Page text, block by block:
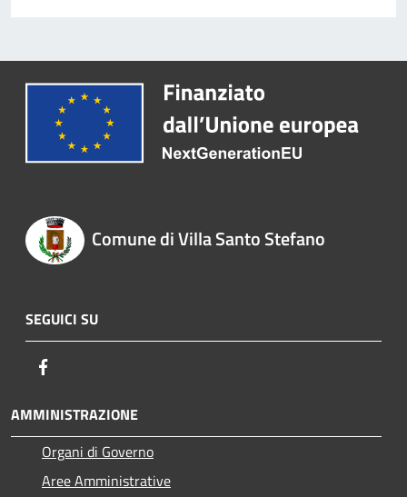
Comune di Villa Santo Stefano
SEGUICI SU
AMMINISTRAZIONE
Organi di Governo
Aree Amministrative